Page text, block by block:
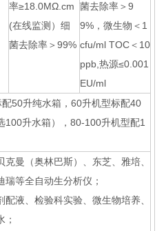
率≥18.0MΩ.cm
(在线监测）细
菌去除率＞99%
菌去除率＞9
9%，微生物＜1
cfu/ml TOC＜10
ppb,热源≤0.001
EU/ml
50升纯水箱，60升机型标配40
100升水箱），80-100升机型配1
克曼（奥林巴斯）、东芝、雅培、
瑞等全自动生分析仪；
配液、检验科实验、微生物培养、
；